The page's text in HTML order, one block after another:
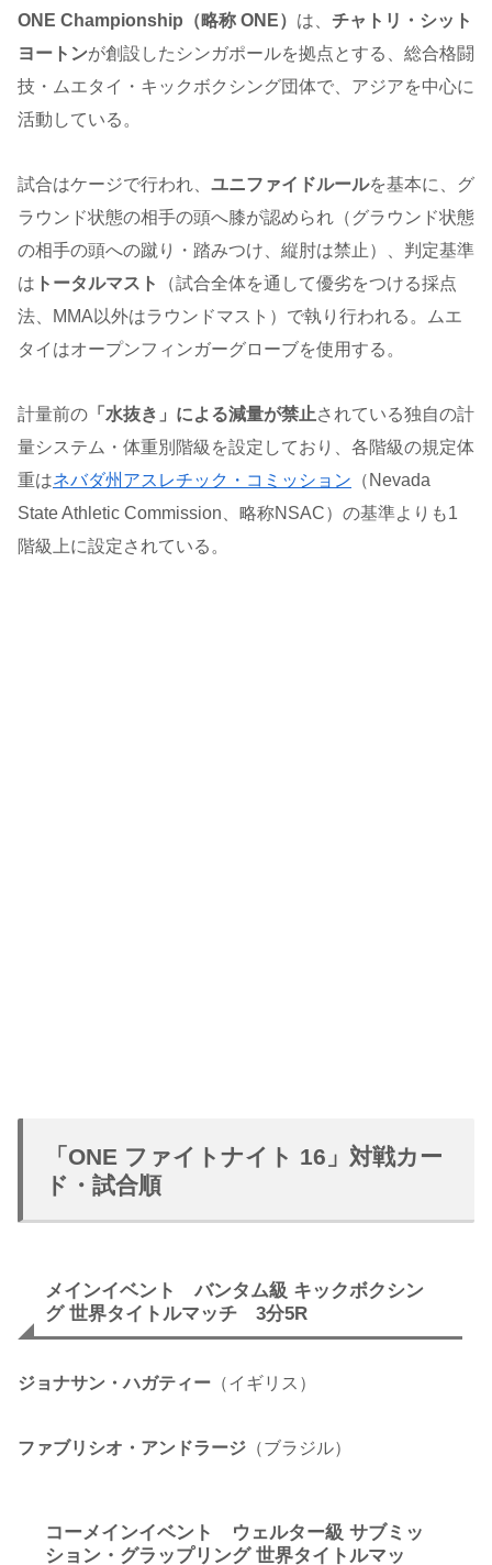
ONE Championship（略称 ONE） は、 チャトリ・シット
ヨートンが創設したシンガポールを拠点とする、総合格闘
技・ムエタイ・キックボクシング団体で、アジアを中心に
活動している。
試合はケージで行われ、 ユニファイドルールを基本に、グ
ラウンド状態の相手の頭へ膝が認められ（グラウンド状態
の相手の頭への蹴り・踏みつけ、縦肘は禁止）、判定基準
は トータルマスト
（試合全体を通して優劣をつける採点
法、MMA以外はラウンドマスト）で執り行われる。ムエ
タイはオープンフィンガーグローブを使用する。
計量前の 「水抜き」による減量が禁止されている独自の計
量システム・体重別階級を設定しており、各階級の規定体
重はネバダ州アスレチック・コミッション （Nevada
State Athletic Commission、略称NSAC）の基準よりも1
階級上に設定されている。
「ONE ファイトナイト 16」対戦カー
ド・試合順
メインイベント バンタム級 キックボクシン
グ 世界タイトルマッチ 3分5R
ジョナサン・ハガティー （イギリス）
ファブリシオ・アンドラージ （ブラジル）
コーメインイベント ウェルター級 サブミッ
ション・グラップリング 世界タイトルマッ